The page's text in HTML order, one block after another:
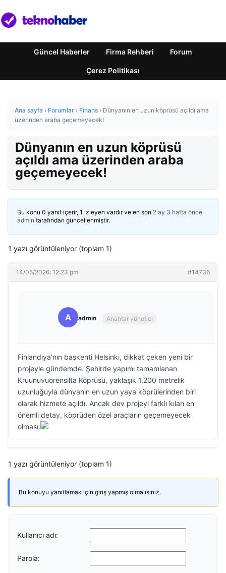
Güncel Haberler Firma Rehberi Forum
Çerez Politikası
Ana sayfa › Forumlar › Finans › Dünyanın en uzun köprüsü açıldı ama
üzerinden araba geçemeyecek!
Dünyanın en uzun köprüsü
açıldı ama üzerinden araba
geçemeyecek!
Bu konu 0 yanıt içerir, 1 izleyen vardır ve en son 2 ay 3 hafta önce
admin tarafından güncellenmiştir.
1 yazı görüntüleniyor (toplam 1)
14/05/2026: 12:23 pm #14736
A admin Anahtar yönetici
Finlandiya’nın başkenti Helsinki, dikkat çeken yeni bir
projeyle gündemde. Şehirde yapımı tamamlanan
Kruunuvuorensilta Köprüsü, yaklaşık 1.200 metrelik
uzunluğuyla dünyanın en uzun yaya köprülerinden biri
olarak hizmete açıldı. Ancak dev projeyi farklı kılan en
önemli detay, köprüden özel araçların geçemeyecek
olması.
1 yazı görüntüleniyor (toplam 1)
Bu konuyu yanıtlamak için giriş yapmış olmalısınız.
Kullanıcı adı:
Parola: